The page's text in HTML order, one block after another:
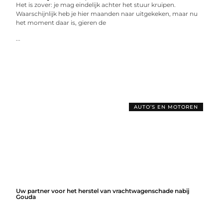
Het is zover: je mag eindelijk achter het stuur kruipen.
Waarschijnlijk heb je hier maanden naar uitgekeken, maar nu
het moment daar is, gieren de
...
AUTO’S EN MOTOREN
Uw partner voor het herstel van vrachtwagenschade nabij
Gouda